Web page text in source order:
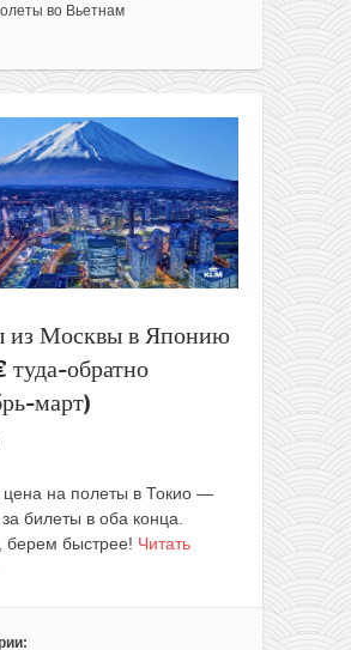
во Вьетнам
из Москвы в Японию
туда-обратно
март)
на полеты в Токио —
билеты в оба конца.
берем быстрее! Читать